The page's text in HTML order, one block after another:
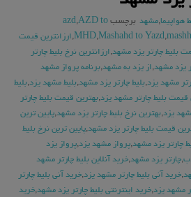
هواپیما,مشهد برچسب azd,AZD to
MHD,Mashahd to Yazd,
,ارزانترین قیمت
بلیط چارتر یزد مشهد,ارزانترین نرخ بلیط چارتر
یزد مشهد,از یزد به مشهد,برنامه پرواز مشهد
مشهد یزد,بلیط چارتر یزد مشهد,بلیط مشهد یزد,بلیط
قیمت بلیط چارتر مشهد یزد,بهترین قیمت بلیط چارتر
یزد,بهترین نرخ بلیط چارتر یزد مشهد,پایین ترین
قیمت بلیط چارتر یزد مشهد,پایین ترین نرخ بلیط
چارتر یزد مشهد,پرواز مشهد یزد,پرواز یزد
,چارتر یزد مشهد,خرید آنلاین بلیط چارتر مشهد
,خرید آنی بلیط چارتر مشهد یزد,خرید آنی بلیط چارتر
مشهد یزد,خرید اینترنتی بلیط چارتر یزد مشهد,خرید